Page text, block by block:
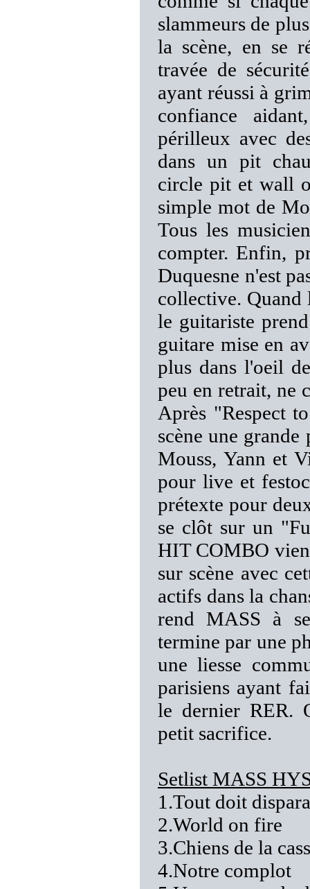
slammeurs de
la scène, en se
travée de
ayant réussi à
confiance
périlleux avec
dans un pit
circle pit et wall
simple mot de
Tous les
compter. Enfin,
Duquesne n'est
collective.
le guitariste
guitare mise en
plus dans l'oeil
peu en retrait, ne
Après "Respect
scène une
Mouss, Yann et
pour live et
prétexte pour
se clôt sur un
HIT COMBO
sur scène avec
actifs dans la
rend MASS à
termine par une
une liesse
parisiens ayant
le dernier RER.
petit sacrifice.
Setlist MASS
1.Tout doit
2.World on fire
3.Chiens de la
4.Notre complot